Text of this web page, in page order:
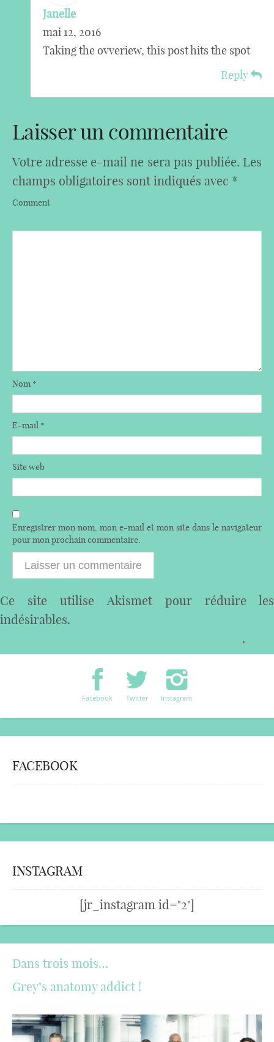
Janelle
mai 12, 2016
Taking the ovveriew, this post hits the spot
Reply
Laisser un commentaire
Votre adresse e-mail ne sera pas publiée. Les
champs obligatoires sont indiqués avec *
Comment
Nom*
E-mail *
Site web
Enregistrer mon nom, mon e-mail et mon site dans le navigateur
pour mon prochain commentaire.
Ce site utilise Akismet pour réduire les
indésirables.
.
Facebook Twitter Instagram
FACEBOOK
INSTAGRAM
[jr_instagram id="2"]
Dans trois mois…
Grey’s anatomy addict !